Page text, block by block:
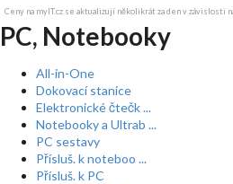
Ceny na myIT.cz se aktualizují několikrát za den v závislosti
PC, Notebooky
All-in-One
Dokovací stanice
Elektronické čtečk ...
Notebooky a Ultrab ...
PC sestavy
Přísluš. k noteboo ...
Přísluš. k PC